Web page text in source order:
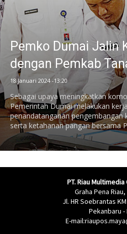
Pemko Dumai Jalin
dengan Pemkab
18 Januari 2024 -13:20
Sebagai upaya meningkatkan
Pemerintah Dumai melakukan
penandatanganan pengembangan
serta ketahanan pangan bersama
PT. Riau
Graha Pena
Jl. HR Soebrantas
Pekanbaru -
E-